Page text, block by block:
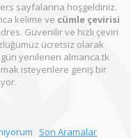
sayfalarına hoşgeldiniz.
kelime ve cümle çevirisi
Güvenilir ve hızlı çeviri
ücretsiz olarak
gün yenilenen almanca.tk
isteyenlere geniş bir
Son Aramalar